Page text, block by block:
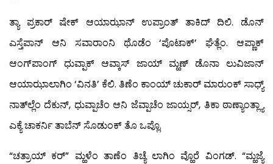
ತ್ಯಾ ಪ್ರಕಾರ್ ಷೇಕ್ ಆಯಾಝಾನ್ ಉಪ್ರಾಂತ್ ತಾಕಿದ್ ದಿಲಿ. ಡೊನ್
ಎಸ್ತೆಪಾನ್ ಆನಿ ಸವಾರಾಂನಿ ಥೊಡೆಂ ‘ಪೊಟಾಕ್’ ಘೆತ್ಲೆಂ. ಆಪ್ಣಾಕ್
ಆಂಗ್‍ಪಾಂಗ್ ಧುವ್ಪಾಕ್ ಆವ್ಕಾಸ್ ಜಾಯ್ ಮ್ಹಣ್ ಡೊನಾ ಲುವಿಜಾನ್
ಆಯಾಝಾಲಾಗಿಂ ‘ವಿನತಿ’ ಕೆಲಿ. ತಿಣೆಂ ಕಾಂಯ್ ಚುಕಾರ್ ಮಾರುಂಕ್ ಸಾಧ್ಯ್
ನಾತ್‍ಲ್ಲೆಂ ದೆಕುನ್, ಧುವ್ಪಾಚೆಂ ಆನಿ ಜೆವ್ಪಾಚೆಂ ಜಾಯ್ಸರ್, ತಿಕಾ ಠಾಣ್ಯಾಂತ್ಲ್ಯಾ
ಎಕ್ಯೆ ಚಾಕರ್ನಿ ತಾಬೆನ್ ಸೊಡುಂಕ್ ತೊ ಒಪ್ಲೊ.
“ಚತ್ರಾಯ್ ಕರ್” ಮ್ಹಳೆಂ ತಾಣೆಂ ತಿಚ್ಯೆ ಲಾಗಿಂ ವ್ಹೊರೆ ವಿಂಗಡ್. “ಮ್ಹಜ್ಯೆ